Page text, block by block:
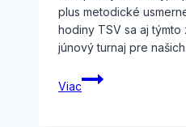
plus metodické
hodiny TSV sa aj týmto
júnový turnaj pre
Viac
„Tenis
do